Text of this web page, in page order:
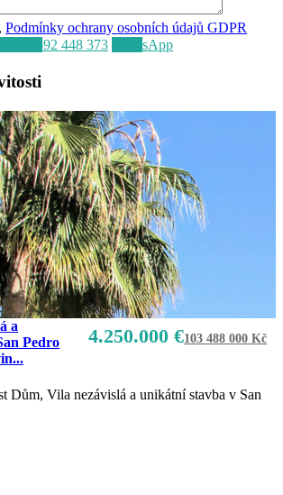
Podmínky ochrany osobních údajů GDPR
+34 692 448 373 WhatsApp
4.250.000 €103 488 000 Kč
a
Pedro
Dům, Vila nezávislá a unikátní stavba v San